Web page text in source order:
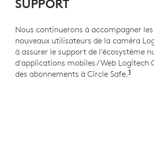
SUPPORT
Nous continuerons à accompagner
nouveaux utilisateurs de la caméra
à assurer le support de l'écosystème
d'applications mobiles/Web Logitech
des abonnements à Circle Safe.1